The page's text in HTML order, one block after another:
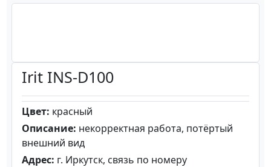
Irit INS-D100
Цвет: красный
Описание: некорректная работа, потёртый
внешний вид
Адрес: г. Иркутск, связь по номеру